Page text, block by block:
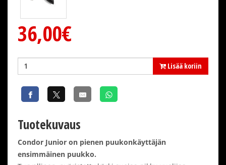
36,00€
Lisää koriin
Tuotekuvaus
Condor Junior on pienen puukonkäyttäjän
ensimmäinen puukko.